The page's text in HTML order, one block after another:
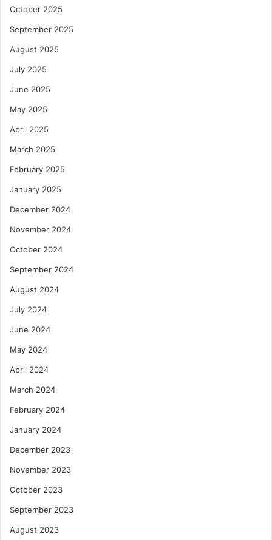
October 2025
September 2025
August 2025
July 2025
June 2025
May 2025
April 2025
March 2025
February 2025
January 2025
December 2024
November 2024
October 2024
September 2024
August 2024
July 2024
June 2024
May 2024
April 2024
March 2024
February 2024
January 2024
December 2023
November 2023
October 2023
September 2023
August 2023